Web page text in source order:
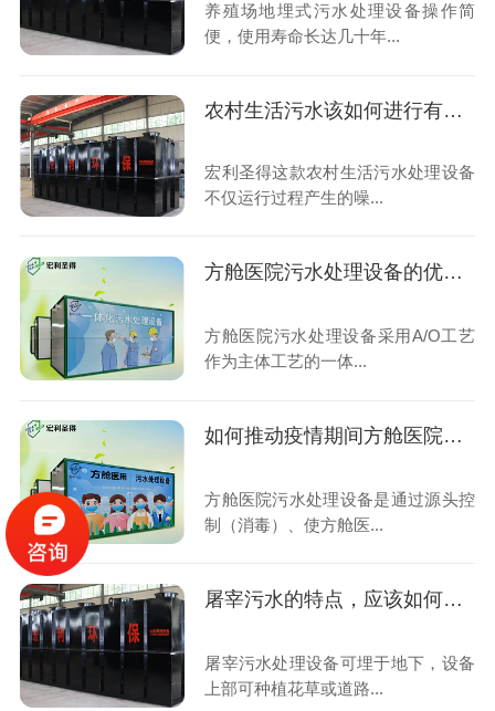
养殖场地埋式污水处理设备操作简
便，使用寿命长达几十年...
农村生活污水该如何进行有效处理，实现达标排放？
宏利圣得这款农村生活污水处理设备
不仅运行过程产生的噪...
方舱医院污水处理设备的优点及生产厂家
方舱医院污水处理设备采用A/O工艺
作为主体工艺的一体...
如何推动疫情期间方舱医院污水有效处理?
方舱医院污水处理设备是通过源头控
制（消毒）、使方舱医...
屠宰污水的特点，应该如何去处理？
屠宰污水处理设备可埋于地下，设备
上部可种植花草或道路...